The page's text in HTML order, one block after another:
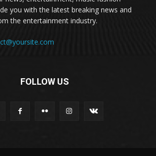
you with the latest breaking news and
the entertainment industry.
FOLLOW US